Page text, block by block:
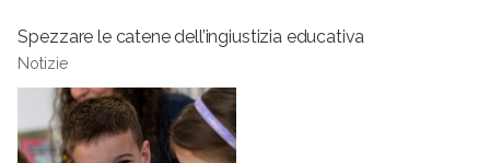
Spezzare le catene dell’ingiustizia educativa
Notizie